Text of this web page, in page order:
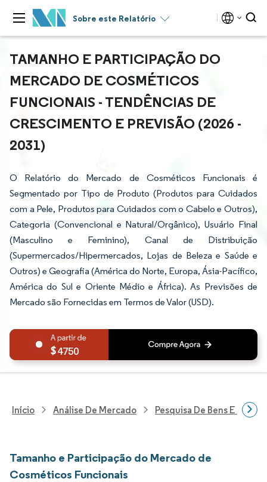
Sobre este Relatório
TAMANHO E PARTICIPAÇÃO DO
MERCADO DE COSMÉTICOS
FUNCIONAIS - TENDÊNCIAS DE
CRESCIMENTO E PREVISÃO (2026 -
2031)
O Relatório do Mercado de Cosméticos Funcionais é
Segmentado por Tipo de Produto (Produtos para Cuidados
com a Pele, Produtos para Cuidados com o Cabelo e Outros),
Categoria (Convencional e Natural/Orgânico), Usuário Final
(Masculino e Feminino), Canal de Distribuição
(Supermercados/Hipermercados, Lojas de Beleza e Saúde e
Outros) e Geografia (América do Norte, Europa, Ásia-Pacífico,
América do Sul e Oriente Médio e África). As Previsões de
Mercado são Fornecidas em Termos de Valor (USD).
4750
Início Análise De Mercado Pesquisa De Bens E
Tamanho e Participação do Mercado de
Cosméticos Funcionais